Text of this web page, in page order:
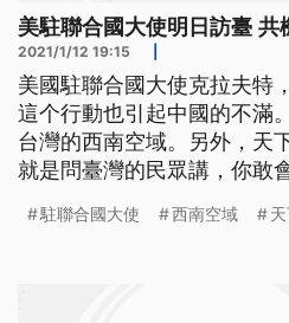
美駐聯合國大使明日訪臺 共
2021/1/12 19:15
美國駐聯合國大使克拉夫特
這个行動也引起中國的不滿
台灣的西南空域。另外，天
就是問臺灣的民眾講，你敢
合國常任大使克拉夫特13號
駐聯合國大使 西南空域